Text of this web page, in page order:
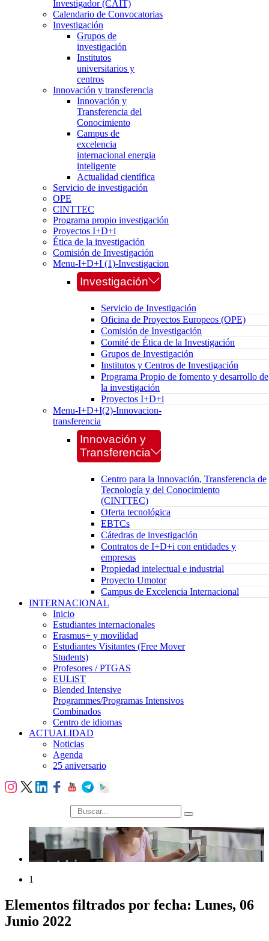
Investigador (CAIT)
Calendario de Convocatorias
Investigación
Grupos de
investigación
Institutos
universitarios y
centros
Innovación y transferencia
Innovación y
Transferencia del
Conocimiento
Campus de
excelencia
internacional energia
inteligente
Actualidad científica
Servicio de investigación
OPE
CINTTEC
Programa propio investigación
Proyectos I+D+i
Ética de la investigación
Comisión de Investigación
Menu-I+D+I (1)-Investigacion
Investigación
Servicio de Investigación
Oficina de Proyectos Europeos (OPE)
Comisión de Investigación
Comité de Ética de la Investigación
Grupos de Investigación
Institutos y Centros de Investigación
Programa Propio de fomento y desarrollo de
la investigación
Proyectos I+D+i
Menu-I+D+I(2)-Innovacion-
transferencia
Innovación y
Transferencia
Centro para la Innovación, Transferencia de
Tecnología y del Conocimiento
(CINTTEC)
Oferta tecnológica
EBTCs
Cátedras de investigación
Contratos de I+D+i con entidades y
empresas
Propiedad intelectual e industrial
Proyecto Umotor
Campus de Excelencia Internacional
INTERNACIONAL
Inicio
Estudiantes internacionales
Erasmus+ y movilidad
Estudiantes Visitantes (Free Mover
Students)
Profesores / PTGAS
EULiST
Blended Intensive
Programmes/Programas Intensivos
Combinados
Centro de idiomas
ACTUALIDAD
Noticias
Agenda
25 aniversario
búsqueda
1
Elementos filtrados por fecha: Lunes, 06
Junio 2022